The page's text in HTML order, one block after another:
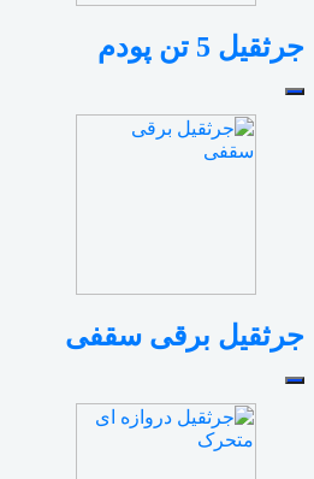
جرثقیل 5 تن پودم
جرثقیل برقی سقفی